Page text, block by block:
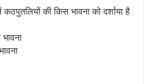
की किस भावना को दर्शाया है